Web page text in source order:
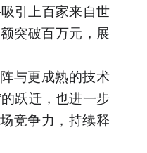
引上百家来自世
突破百万元，展
与更成熟的技术
跃迁，也进一步
竞争力，持续释